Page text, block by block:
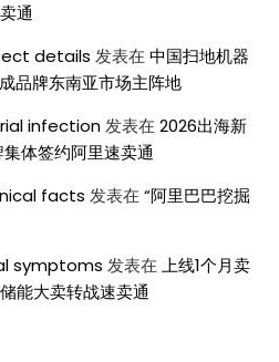
通
details 发表在 中国扫地机器
品牌东南亚市场主阵地
infection发表在 2026出海新
体签约阿里速卖通
facts 发表在 “阿里巴巴挖掘
symptoms 发表在 上线1个月卖
能大卖转战速卖通